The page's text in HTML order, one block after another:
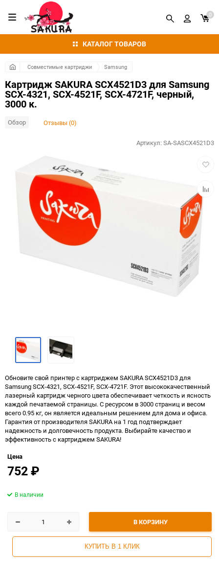
КАТАЛОГ ТОВАРОВ
0
Совместимые картриджи Samsung
Картридж SAKURA SCX4521D3 для Samsung
SCX-4321, SCX-4521F, SCX-4721F, черный,
3000 к.
Обзор Отзывы (0)
к
Артикул:SA-SASCX4521D3
Обновите свой принтер с картриджем SAKURA SCX4521D3 для
Samsung SCX-4321, SCX-4521F, SCX-4721F. Этот высококачественный
лазерный картридж черного цвета обеспечивает четкость и ясность
каждой печатаемой страницы. С ресурсом в 3000 страниц и весом
всего 0.95 кг, он является идеальным решением для дома и офиса.
Гарантия от производителя SAKURA на 1 год подтверждает
надежность и долговечность продукта. Выбирайте качество и
эффективность с картриджем SAKURA!
Цена
752₽
В КОРЗИНУ
КУПИТЬ В 1 КЛИК
В наличии